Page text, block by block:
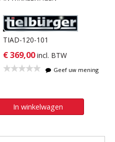
TIAD-120-101
€ 369,00 incl. BTW
Geef uw mening
In winkelwagen